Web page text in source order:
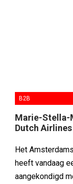
B2B
Marie-Stella-
Dutch Airlines
Het
heeft vandaag
aangekondigd